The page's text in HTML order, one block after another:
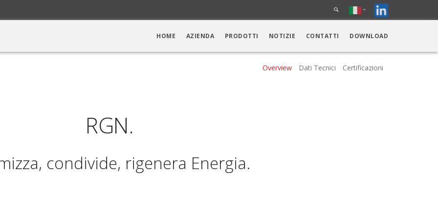
HOME AZIENDA PRODOTTI NOTIZIE CONTATTI DOWNLOAD
Overview Dati Tecnici Certificazioni
RGN.
condivide, rigenera Energia.